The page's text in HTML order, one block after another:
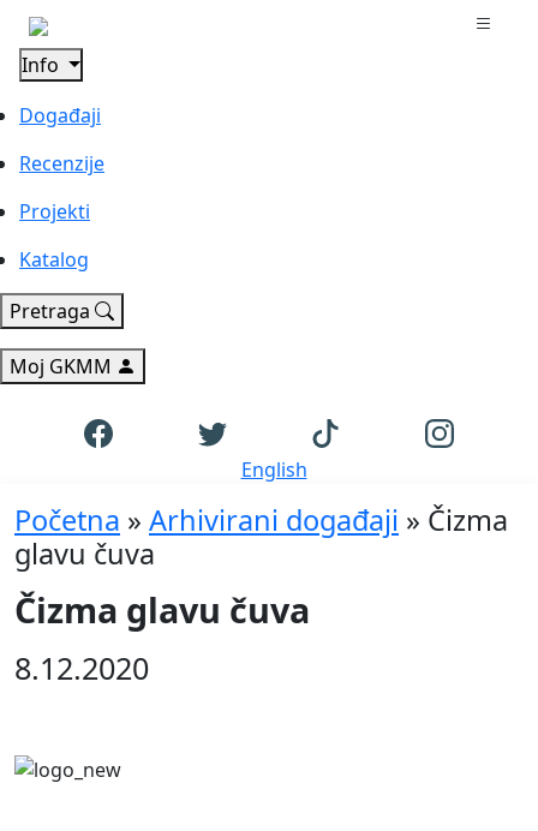
Info
Događaji
Recenzije
Projekti
Katalog
Pretraga
Moj GKMM
English
Početna » Arhivirani događaji » Čizma
glavu čuva
Čizma glavu čuva
8.12.2020